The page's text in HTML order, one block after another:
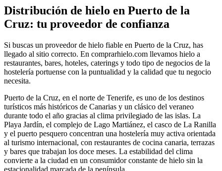
Distribución de hielo en Puerto de la
Cruz: tu proveedor de confianza
Si buscas un proveedor de hielo fiable en Puerto de la Cruz, has
llegado al sitio correcto. En comprarhielo.com llevamos hielo a
restaurantes, bares, hoteles, caterings y todo tipo de negocios de la
hostelería portuense con la puntualidad y la calidad que tu negocio
necesita.
Puerto de la Cruz, en el norte de Tenerife, es uno de los destinos
turísticos más históricos de Canarias y un clásico del veraneo
durante todo el año gracias al clima privilegiado de las islas. La
Playa Jardín, el complejo de Lago Martiánez, el casco de La Ranilla
y el puerto pesquero concentran una hostelería muy activa orientada
al turismo internacional, con restaurantes de cocina canaria, terrazas
y bares que trabajan los doce meses. La estabilidad del clima
convierte a la ciudad en un consumidor constante de hielo sin la